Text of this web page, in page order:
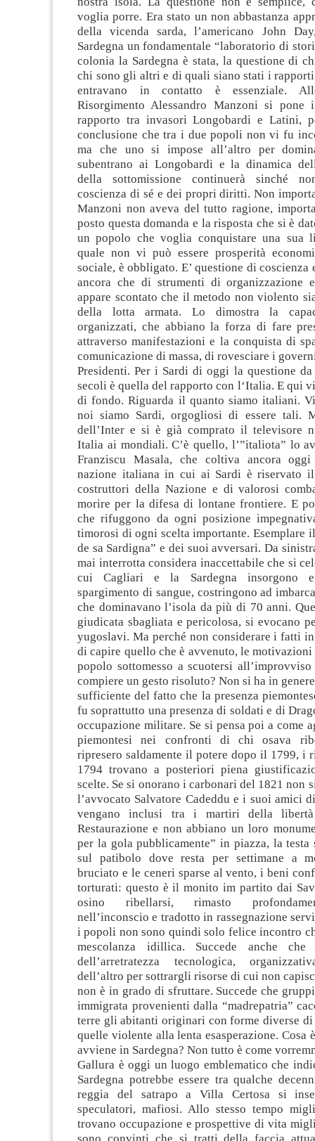
voglia porre. Era stato un non abbastanza
della vicenda sarda, l’americano John
Sardegna un fondamentale “laboratorio di
colonia la Sardegna è stata, la questione di
chi sono gli altri e di quali siano stati i
entravano in contatto è essenziale.
Risorgimento Alessandro Manzoni si pone
rapporto tra invasori Longobardi e Latini,
conclusione che tra i due popoli non vi fu
ma che uno si impose all’altro per
subentrano ai Longobardi e la dinamica
della sottomissione continuerà sinché
coscienza di sé e dei propri diritti. Non
Manzoni non aveva del tutto ragione,
posto questa domanda e la risposta che si è
un popolo che voglia conquistare una sua
quale non vi può essere prosperità
sociale, è obbligato. E’ questione di coscienza
ancora che di strumenti di organizzazione
appare scontato che il metodo non violento
della lotta armata. Lo dimostra la
organizzati, che abbiano la forza di fare
attraverso manifestazioni e la conquista di
comunicazione di massa, di rovesciare i
Presidenti. Per i Sardi di oggi la questione
secoli è quella del rapporto con l‘Italia. E qui
di fondo. Riguarda il quanto siamo italiani.
noi siamo Sardi, orgogliosi di essere tali.
dell’Inter e si è già comprato il televisore
Italia ai mondiali. C’è quello, l’”italiota” lo
Franziscu Masala, che coltiva ancora
nazione italiana in cui ai Sardi è riservato
costruttori della Nazione e di valorosi
morire per la difesa di lontane frontiere. E
che rifuggono da ogni posizione
timorosi di ogni scelta importante. Esemplare
de sa Sardigna” e dei suoi avversari. Da
mai interrotta considera inaccettabile che si
cui Cagliari e la Sardegna insorgono
spargimento di sangue, costringono ad
che dominavano l’isola da più di 70 anni.
giudicata sbagliata e pericolosa, si evocano
yugoslavi. Ma perché non considerare i fatti
di capire quello che è avvenuto, le motivazioni
popolo sottomesso a scuotersi
compiere un gesto risoluto? Non si ha in
sufficiente del fatto che la presenza
fu soprattutto una presenza di soldati e di
occupazione militare. Se si pensa poi a come
piemontesi nei confronti di chi osava
ripresero saldamente il potere dopo il 1799, i
1794 trovano a posteriori piena
scelte. Se si onorano i carbonari del 1821 non
l’avvocato Salvatore Cadeddu e i suoi amici
vengano inclusi tra i martiri della libertà
Restaurazione e non abbiano un loro
per la gola pubblicamente” in piazza, la testa
sul patibolo dove resta per settimane a
bruciato e le ceneri sparse al vento, i beni
torturati: questo è il monito im partito dai
osino ribellarsi, rimasto
nell’inconscio e tradotto in rassegnazione
i popoli non sono quindi solo felice incontro
mescolanza idillica. Succede anche
dell’arretratezza tecnologica,
dell’altro per sottrargli risorse di cui non
non è in grado di sfruttare. Succede che
immigrata provenienti dalla “madrepatria”
terre gli abitanti originari con forme diverse di
quelle violente alla lenta esasperazione. Cosa
avviene in Sardegna? Non tutto è come
Gallura è oggi un luogo emblematico che
Sardegna potrebbe essere tra qualche
reggia del satrapo a Villa Certosa si
speculatori, mafiosi. Allo stesso tempo
trovano occupazione e prospettive di vita